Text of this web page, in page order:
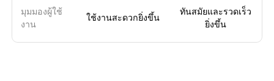
มุมมองผู้ใช้
งาน
ใช้งานสะดวกยิ่งขึ้น
ทันสมัยและรวดเร็ว
ยิ่งขึ้น